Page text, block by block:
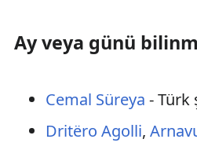
Ay veya günü
Cemal Süreya - Türk
Dritëro Agolli,